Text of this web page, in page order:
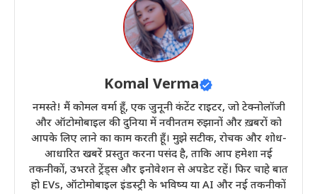
Komal Verma
नमस्ते! मैं कोमल वर्मा हूँ, एक जुनूनी कंटेंट राइटर, जो टेक्नोलॉजी
और ऑटोमोबाइल की दुनिया में नवीनतम रुझानों और ख़बरों को
आपके लिए लाने का काम करती हूँ। मुझे सटीक, रोचक और शोध-
आधारित खबरें प्रस्तुत करना पसंद है, ताकि आप हमेशा नई
तकनीकों, उभरते ट्रेंड्स और इनोवेशन से अपडेट रहें। फिर चाहे बात
हो EVs, ऑटोमोबाइल इंडस्ट्री के भविष्य या AI और नई तकनीकों